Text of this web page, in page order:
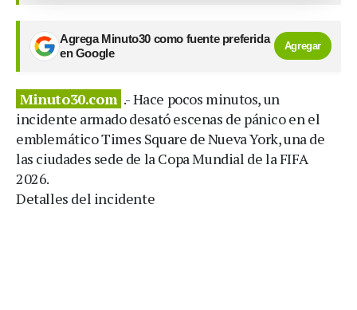
Agrega Minuto30 como fuente preferida
en Google
Agregar
Minuto30.com .- Hace pocos minutos, un
incidente armado desató escenas de pánico en el
emblemático Times Square de Nueva York, una de
las ciudades sede de la Copa Mundial de la FIFA
2026.
Detalles del incidente